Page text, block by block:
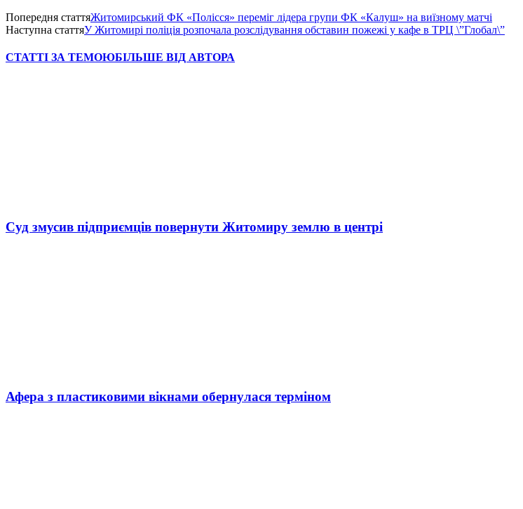
Попередня статтяЖитомирський ФК «Полісся» переміг лідера групи ФК «Калуш» на виїзному матчі
Наступна статтяУ Житомирі поліція розпочала розслідування обставин пожежі у кафе в ТРЦ \”Глобал\”
СТАТТІ ЗА ТЕМОЮБІЛЬШЕ ВІД АВТОРА
Суд змусив підприємців повернути Житомиру землю в центрі
Афера з пластиковими вікнами обернулася терміном